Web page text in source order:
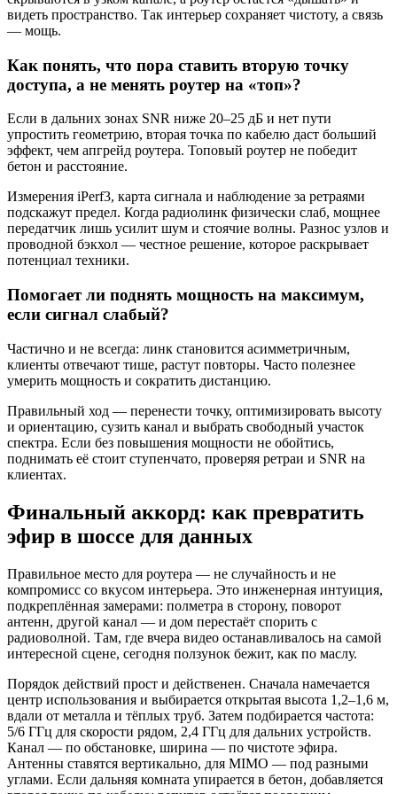
видеть пространство. Так интерьер сохраняет чистоту, а связь
— мощь.
Как понять, что пора ставить вторую точку
доступа, а не менять роутер на «топ»?
Если в дальних зонах SNR ниже 20–25 дБ и нет пути
упростить геометрию, вторая точка по кабелю даст больший
эффект, чем апгрейд роутера. Топовый роутер не победит
бетон и расстояние.
Измерения iPerf3, карта сигнала и наблюдение за ретраями
подскажут предел. Когда радиолинк физически слаб, мощнее
передатчик лишь усилит шум и стоячие волны. Разнос узлов и
проводной бэкхол — честное решение, которое раскрывает
потенциал техники.
Помогает ли поднять мощность на максимум,
если сигнал слабый?
Частично и не всегда: линк становится асимметричным,
клиенты отвечают тише, растут повторы. Часто полезнее
умерить мощность и сократить дистанцию.
Правильный ход — перенести точку, оптимизировать высоту
и ориентацию, сузить канал и выбрать свободный участок
спектра. Если без повышения мощности не обойтись,
поднимать её стоит ступенчато, проверяя ретраи и SNR на
клиентах.
Финальный аккорд: как превратить
эфир в шоссе для данных
Правильное место для роутера — не случайность и не
компромисс со вкусом интерьера. Это инженерная интуиция,
подкреплённая замерами: полметра в сторону, поворот
антенн, другой канал — и дом перестаёт спорить с
радиоволной. Там, где вчера видео останавливалось на самой
интересной сцене, сегодня ползунок бежит, как по маслу.
Порядок действий прост и действенен. Сначала намечается
центр использования и выбирается открытая высота 1,2–1,6 м,
вдали от металла и тёплых труб. Затем подбирается частота:
5/6 ГГц для скорости рядом, 2,4 ГГц для дальних устройств.
Канал — по обстановке, ширина — по чистоте эфира.
Антенны ставятся вертикально, для MIMO — под разными
углами. Если дальняя комната упирается в бетон, добавляется